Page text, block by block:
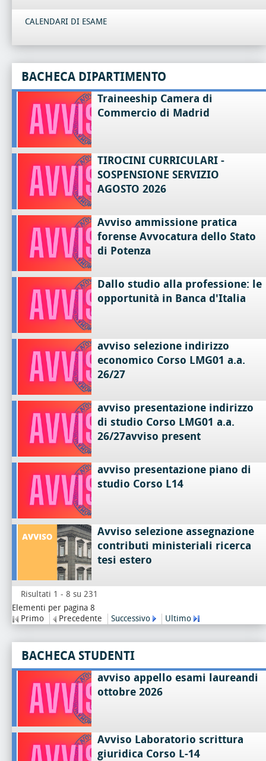
CALENDARI DI ESAME
BACHECA DIPARTIMENTO
Traineeship Camera di
Commercio di Madrid
TIROCINI CURRICULARI -
SOSPENSIONE SERVIZIO
AGOSTO 2026
Avviso ammissione pratica
forense Avvocatura dello Stato
di Potenza
Dallo studio alla professione: le
opportunità in Banca d'Italia
avviso selezione indirizzo
economico Corso LMG01 a.a.
26/27
avviso presentazione indirizzo
di studio Corso LMG01 a.a.
26/27avviso present
avviso presentazione piano di
studio Corso L14
Avviso selezione assegnazione
contributi ministeriali ricerca
tesi estero
Risultati 1 - 8 su 231
Elementi per pagina 8
Primo
Precedente Successivo Ultimo
BACHECA STUDENTI
avviso appello esami laureandi
ottobre 2026
Avviso Laboratorio scrittura
giuridica Corso L-14